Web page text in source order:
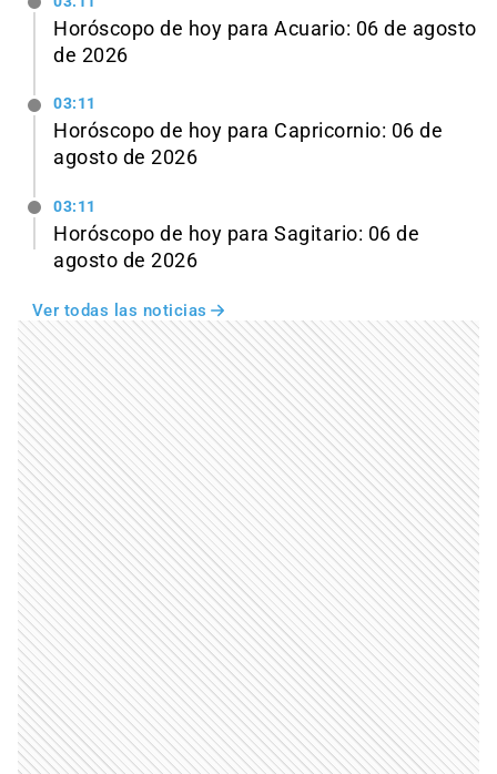
Horóscopo de hoy para Acuario: 06 de agosto
de 2026
03:11
Horóscopo de hoy para Capricornio: 06 de
agosto de 2026
03:11
Horóscopo de hoy para Sagitario: 06 de
agosto de 2026
Ver todas las noticias